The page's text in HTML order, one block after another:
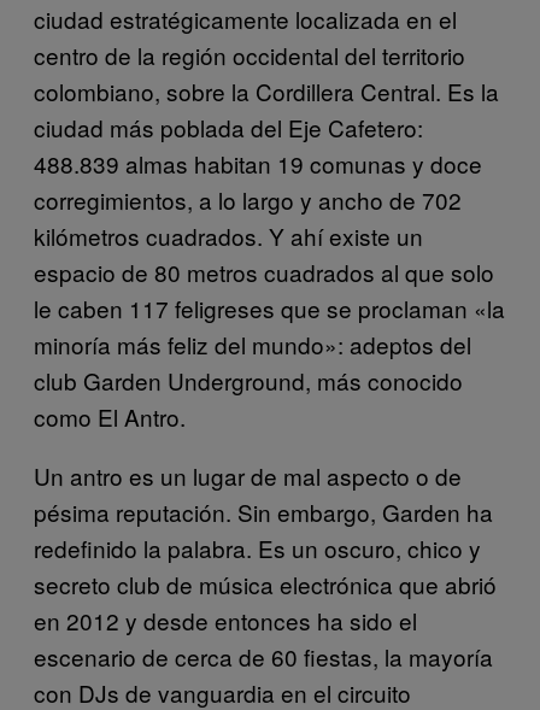
ciudad estratégicamente localizada en el
centro de la región occidental del territorio
colombiano, sobre la Cordillera Central. Es la
ciudad más poblada del Eje Cafetero:
488.839 almas habitan 19 comunas y doce
corregimientos, a lo largo y ancho de 702
kilómetros cuadrados. Y ahí existe un
espacio de 80 metros cuadrados al que solo
le caben 117 feligreses que se proclaman «la
minoría más feliz del mundo»: adeptos del
club Garden Underground, más conocido
como El Antro.
Un antro es un lugar de mal aspecto o de
pésima reputación. Sin embargo, Garden ha
redefinido la palabra. Es un oscuro, chico y
secreto club de música electrónica que abrió
en 2012 y desde entonces ha sido el
escenario de cerca de 60 fiestas, la mayoría
con DJs de vanguardia en el circuito